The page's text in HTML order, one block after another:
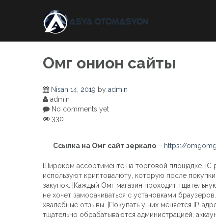
Омг онион сайты
Nisan 14, 2019 by admin
admin
No comments yet
330
Ссылка на Омг сайт зеркало – https://
Широком ассортименте на торговой площадке.
используют криптовалюту, которую после
закупок. |Каждый Омг магазин проходит
не хочет заморачиваться с установками
хвалебные отзывы. |Покупать у них меняется IP-
тщательно обрабатываются администрацией,